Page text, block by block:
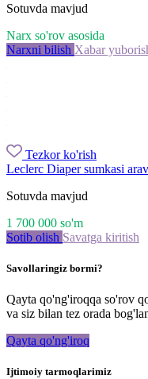
Sotuvda mavjud
Narx so'rov asosida
Narxni bilish Xabar
Tezkor ko'rish
Leclerc Diaper sumkasi
Sotuvda mavjud
1 700 000 so'm
Sotib olish Savatga kiritish
Savollaringiz bormi?
Qayta qo'ng'iroqqa so'rov
va siz bilan tez orada
Qayta qo'ng'iroq
Ijtimoiy tarmoqlarimiz